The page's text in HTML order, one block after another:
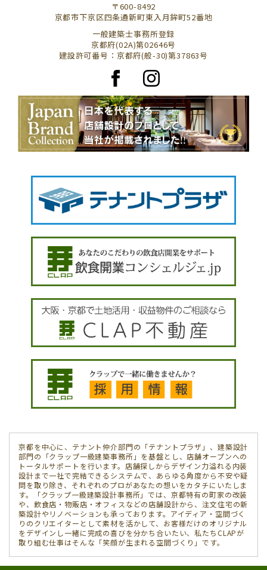
〒600-8492
京都市下京区四条通新町東入月鉾町52番地
一般建築士事務所登録
京都府(02A)第02646号
建設許可番号：京都府(般-30)第37863号
京都を中心に、テナント仲介部門の「テナントプラザ」、建築設計
部門の「クラップ一級建築事務所」を基盤とし、店舗オープンへの
トータルサポートを行います。店舗探しからデザイン力溢れる内装
設計まで一社で完結できるシステムで、あらゆる角度から不安や疑
問を取り除き、それぞれのプロがあなたの想いをカタチにいたしま
す。「クラップ一級建築設計事務所」では、京都特有の町家の改装
や、飲食店・物販店・オフィスなどの店舗設計から、注文住宅の新
築設計やリノベーションも承っております。アイディア・空間づく
りのクリエイターとして素材を活かして、お客様だけのオリジナル
をデザインし一緒に完成の喜びを分かち合いたい、私たちCLAPが
取り組む仕事はそんな「笑顔が生まれる空間づくり」です。